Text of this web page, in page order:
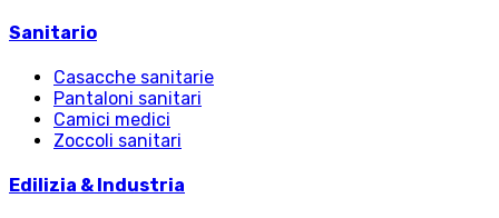
Sanitario
Casacche sanitarie
Pantaloni sanitari
Camici medici
Zoccoli sanitari
Edilizia & Industria